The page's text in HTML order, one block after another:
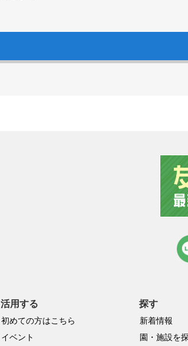
活用する
初めての方はこちら
イベント
探す
新着情報
園・施設を